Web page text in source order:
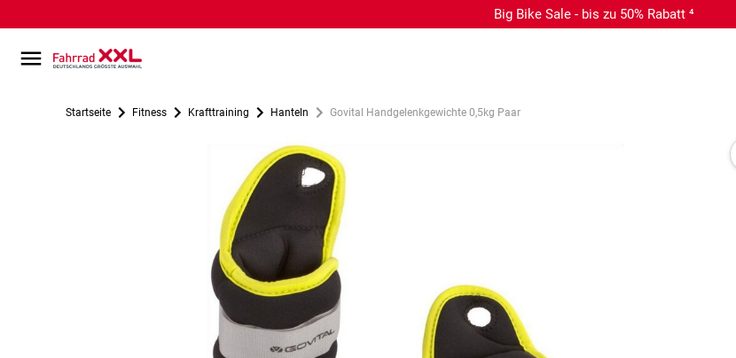
Big Bike Sale - bis zu 50% Rabatt ⁴
Startseite Fitness Krafttraining Hanteln Govital Handgelenkgewichte 0,5kg Paar